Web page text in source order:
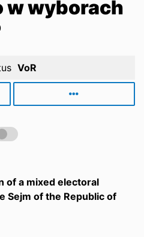
w wyborach
VoR
of a mixed electoral
Sejm of the Republic of